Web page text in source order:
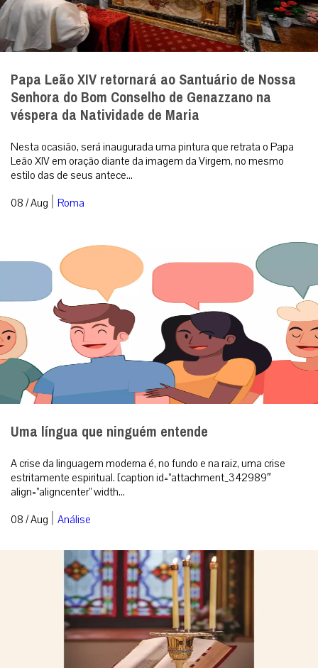
Papa Leão XIV retornará ao Santuário de Nossa
Senhora do Bom Conselho de Genazzano na
véspera da Natividade de Maria
Nesta ocasião, será inaugurada uma pintura que retrata o Papa
Leão XIV em oração diante da imagem da Virgem, no mesmo
estilo das de seus antece...
08 / Aug | Roma
Uma língua que ninguém entende
A crise da linguagem moderna é, no fundo e na raiz, uma crise
estritamente espiritual. [caption id=”attachment_342989″
align=”aligncenter” width...
08 / Aug | Análise